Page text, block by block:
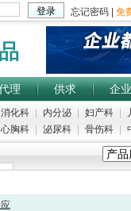
理 供求 企业
消化科 内分泌 妇产科
心胸科 泌尿科 骨伤科